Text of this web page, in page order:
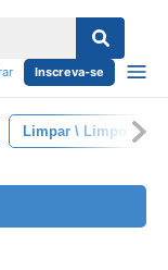
Inscreva-se
Limpar \ Limpo